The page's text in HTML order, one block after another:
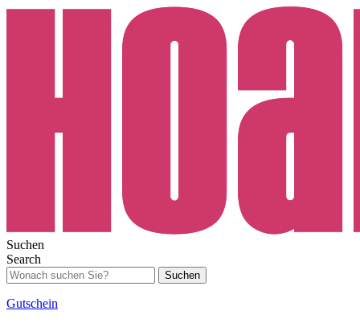
Suchen
Search
Suchen
Gutschein